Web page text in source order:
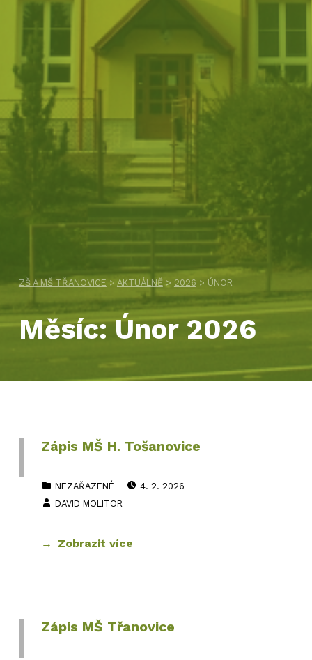
ZŠ A MŠ TŘANOVICE > AKTUÁLNĚ > 2026 > ÚNOR
Měsíc:Únor 2026
Zápis MŠ H. Tošanovice
NEZAŘAZENÉ
4. 2. 2026
DAVID MOLITOR
Zobrazit více
Zápis MŠ Třanovice